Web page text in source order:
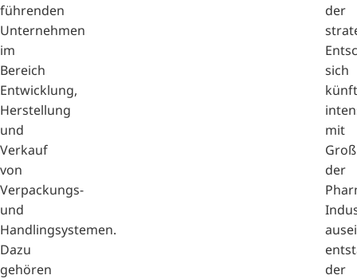
führenden
Unternehmen
im
Bereich
Entwicklung,
Herstellung
und
Verkauf
von
Verpackungs-
und
Handlingsystemen.
Dazu
gehören
der
sich
mit
der
der